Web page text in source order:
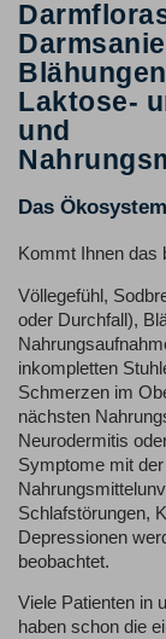
Laktose-
und
Das
Kommt Ihnen das
Völlegefühl,
oder Durchfall),
inkompletten
Schmerzen im
nächsten
Neurodermitis
Symptome mit
Schlafstörungen,
Depressionen
beobachtet.
Viele Patienten in
haben schon die